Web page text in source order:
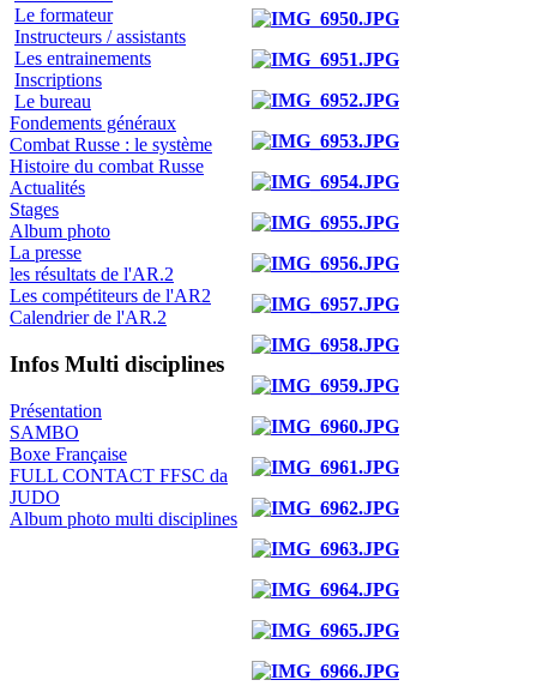
Le formateur
Instructeurs / assistants
Les entrainements
Inscriptions
Le bureau
Fondements généraux
Combat Russe : le système
Histoire du combat Russe
Actualités
Stages
Album photo
La presse
les résultats de l'AR.2
Les compétiteurs de l'AR2
Calendrier de l'AR.2
Infos Multi disciplines
Présentation
SAMBO
Boxe Française
FULL CONTACT FFSC da
JUDO
Album photo multi disciplines